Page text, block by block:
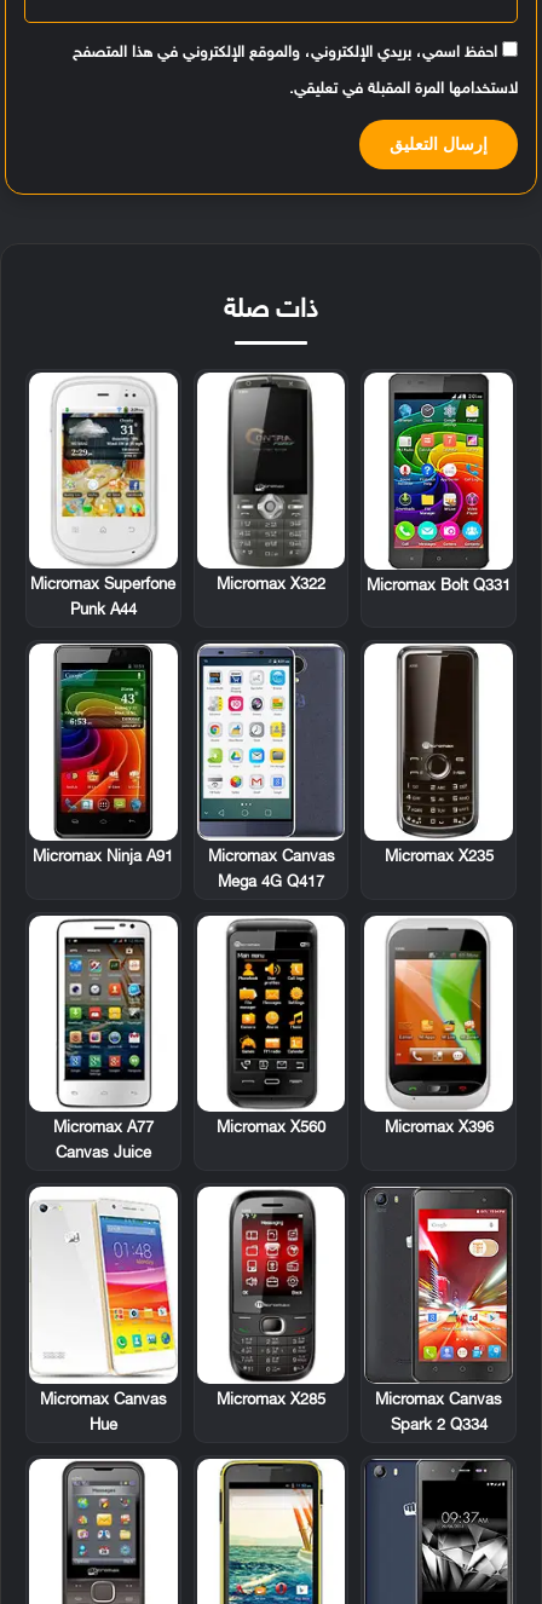
احفظ اسمي، بريدي الإلكتروني، والموقع الإلكتروني في هذا المتصفح
لاستخدامها المرة المقبلة في تعليقي.
ذات صلة
Micromax Bolt Q331
Micromax X322
Micromax Superfone
Punk A44
Micromax X235
Micromax Canvas
Mega 4G Q417
Micromax Ninja A91
Micromax X396
Micromax X560
Micromax A77
Canvas Juice
Micromax Canvas
Spark 2 Q334
Micromax X285
Micromax Canvas
Hue